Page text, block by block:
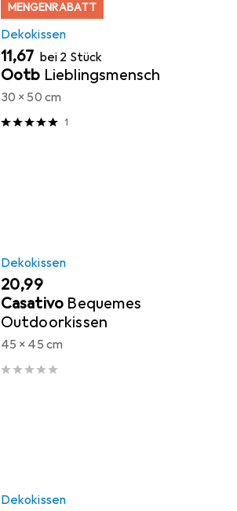
MENGENRABATT
Dekokissen
EUR
11,67 bei 2 Stück
Ootb Lieblingsmensch
30 x 50 cm
1
Dekokissen
EUR
20,99
Casativo Bequemes
Outdoorkissen
45 x 45 cm
Dekokissen